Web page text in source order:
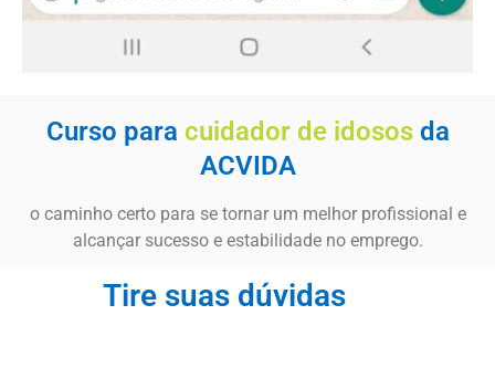
Curso para cuidador de idosos da
ACVIDA
o caminho certo para se tornar um melhor profissional e
alcançar sucesso e estabilidade no emprego.
Tire suas dúvidas